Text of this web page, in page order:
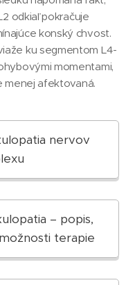
odkiaľ pokračuje
konský chvost.
ku segmentom L4-
momentami,
menej afektovaná.
nervov
– popis,
terapie